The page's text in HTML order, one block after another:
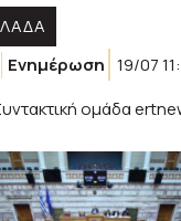
Ενημέρωση 19/07
ομάδα